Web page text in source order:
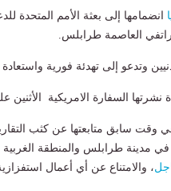
انضمامها إلى بعثة الأمم المتحدة
العاصمة طرابلس.
وتدعو إلى تهدئة فورية
نشرتها السفارة الامريكية
وقت سابق متابعتها عن كثب
في مدينة طرابلس والمنطقة
، والامتناع عن أي أعمال